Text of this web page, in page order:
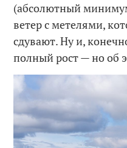
(абсолютный
ветер с метелями,
сдувают. Ну и,
полный рост — но об